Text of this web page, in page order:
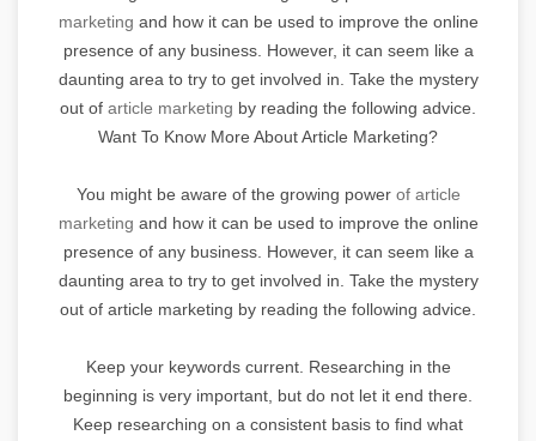
marketing and how it can be used to improve the online
presence of any business. However, it can seem like a
daunting area to try to get involved in. Take the mystery
out of article marketing by reading the following advice.
Want To Know More About Article Marketing?
You might be aware of the growing power of article
marketing and how it can be used to improve the online
presence of any business. However, it can seem like a
daunting area to try to get involved in. Take the mystery
out of article marketing by reading the following advice.
Keep your keywords current. Researching in the
beginning is very important, but do not let it end there.
Keep researching on a consistent basis to find what